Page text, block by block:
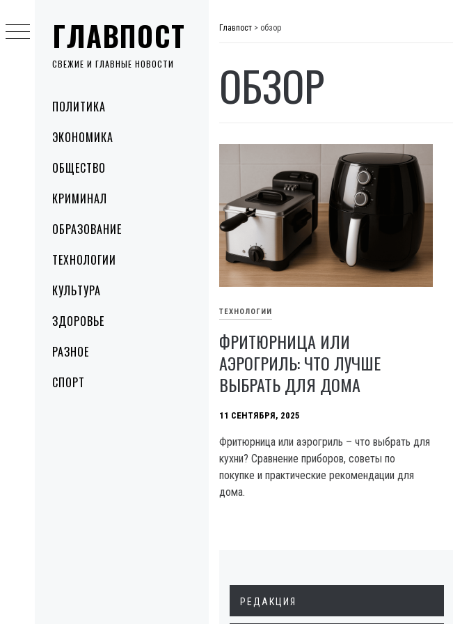
ГЛАВПОСТ
СВЕЖИЕ И ГЛАВНЫЕ НОВОСТИ
MenuПОЛИТИКА
ЭКОНОМИКА
ОБЩЕСТВО
КРИМИНАЛ
ОБРАЗОВАНИЕ
ТЕХНОЛОГИИ
КУЛЬТУРА
ЗДОРОВЬЕ
РАЗНОЕ
СПОРТ
to
content
Главпост > обзор
ОБЗОР
ТЕХНОЛОГИИ
ФРИТЮРНИЦА ИЛИ
АЭРОГРИЛЬ: ЧТО ЛУЧШЕ
ВЫБРАТЬ ДЛЯ ДОМА
11 СЕНТЯБРЯ, 2025
Фритюрница или аэрогриль – что выбрать для
кухни? Сравнение приборов, советы по
покупке и практические рекомендации для
дома.
РЕДАКЦИЯ